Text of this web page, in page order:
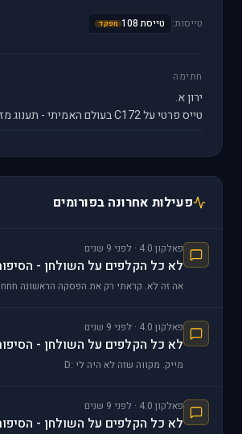
טייסות: טייסת 108 מפקד
חתימה
ירון א.
טייס פרטי על C172 בעולם האמיתי - תענוג מזוקק
פעילות אחרונה בפורומים
פאלקון 4.0 · לפני 9 שנים
לא כל הקלפים על השולחן -
אה זה לא. קראתי רק את הפסקה הראשונה חחח
פאלקון 4.0 · לפני 9 שנים
לא כל הקלפים על השולחן -
מייק. מקווה שזה לא היה לי :D
פאלקון 4.0 · לפני 9 שנים
לא כל הקלפים על השולחן -